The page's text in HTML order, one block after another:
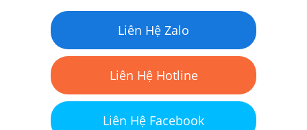
Liên Hệ Zalo
Liên Hệ Hotline
Liên Hệ Facebook